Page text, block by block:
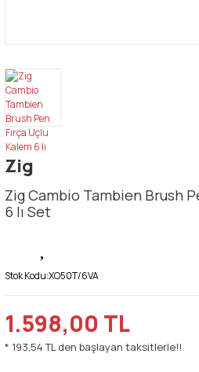
Zig
Zig Cambio Tambien Brush
6 lı Set
Stok Kodu:XO50T/6VA
1.598,00 TL
* 193,54 TL den başlayan taksitlerle!!